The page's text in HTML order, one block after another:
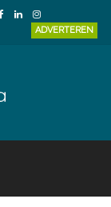
ADVERTEREN